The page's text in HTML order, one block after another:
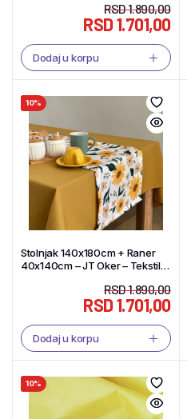
RSD1.890,00
RSD1.701,00
Dodaj u korpu
10%
Stolnjak 140x180cm + Raner
40x140cm – JT Oker – Tekstil
RSD1.890,00
RSD1.701,00
Dodaj u korpu
10%